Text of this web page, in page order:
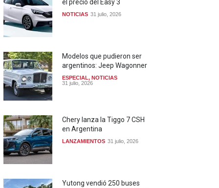
el precio del Easy 3
NOTICIAS 31 julio, 2026
Modelos que pudieron ser
argentinos: Jeep Wagonner
ESPECIAL, NOTICIAS
31 julio, 2026
Chery lanza la Tiggo 7 CSH
en Argentina
LANZAMIENTOS 31 julio, 2026
Yutong vendió 250 buses